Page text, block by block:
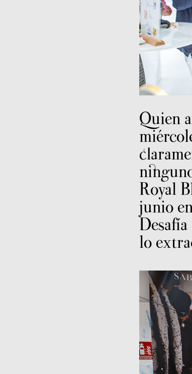
Quien
Royal
junio
lo